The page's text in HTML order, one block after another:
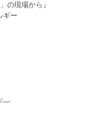
の現場から』
ギー
―